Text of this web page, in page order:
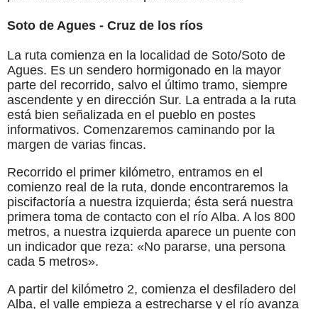
Soto de Agues - Cruz de los ríos
La ruta comienza en la localidad de Soto/Soto de
Agues. Es un sendero hormigonado en la mayor
parte del recorrido, salvo el último tramo, siempre
ascendente y en dirección Sur. La entrada a la ruta
está bien señalizada en el pueblo en postes
informativos. Comenzaremos caminando por la
margen de varias fincas.
Recorrido el primer kilómetro, entramos en el
comienzo real de la ruta, donde encontraremos la
piscifactoría a nuestra izquierda; ésta será nuestra
primera toma de contacto con el río Alba. A los 800
metros, a nuestra izquierda aparece un puente con
un indicador que reza: «No pararse, una persona
cada 5 metros».
A partir del kilómetro 2, comienza el desfiladero del
Alba, el valle empieza a estrecharse y el río avanza